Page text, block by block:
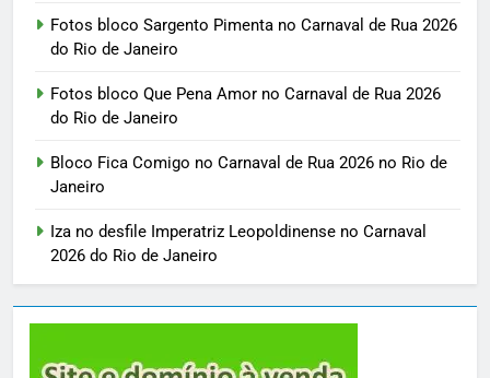
Fotos bloco Sargento Pimenta no Carnaval de Rua 2026
do Rio de Janeiro
Fotos bloco Que Pena Amor no Carnaval de Rua 2026
do Rio de Janeiro
Bloco Fica Comigo no Carnaval de Rua 2026 no Rio de
Janeiro
Iza no desfile Imperatriz Leopoldinense no Carnaval
2026 do Rio de Janeiro